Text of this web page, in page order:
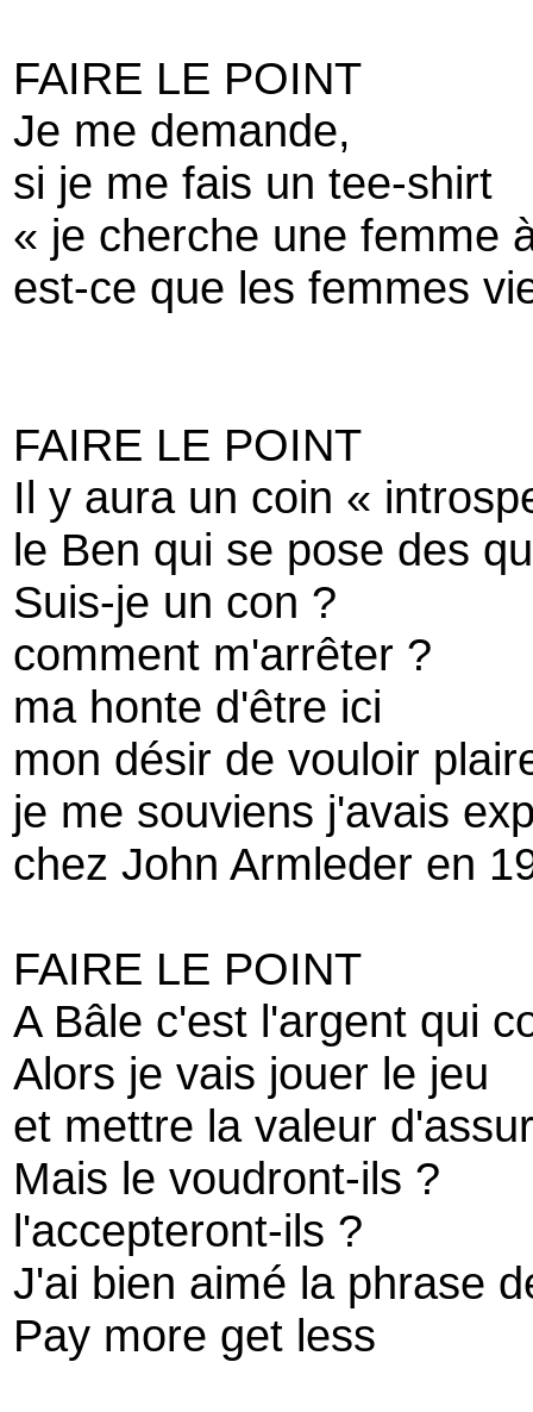
FAIRE LE POINT
Je me demande,
si je me fais un tee-shirt
« je cherche une femme
est-ce que les femmes
FAIRE LE POINT
Il y aura un coin «
le Ben qui se pose des
Suis-je un con ?
comment m'arrêter ?
ma honte d'être ici
mon désir de vouloir
je me souviens j'avais
chez John Armleder en
FAIRE LE POINT
A Bâle c'est l'argent qui
Alors je vais jouer le jeu
et mettre la valeur
Mais le voudront-ils ?
l'accepteront-ils ?
J'ai bien aimé la phrase
Pay more get less